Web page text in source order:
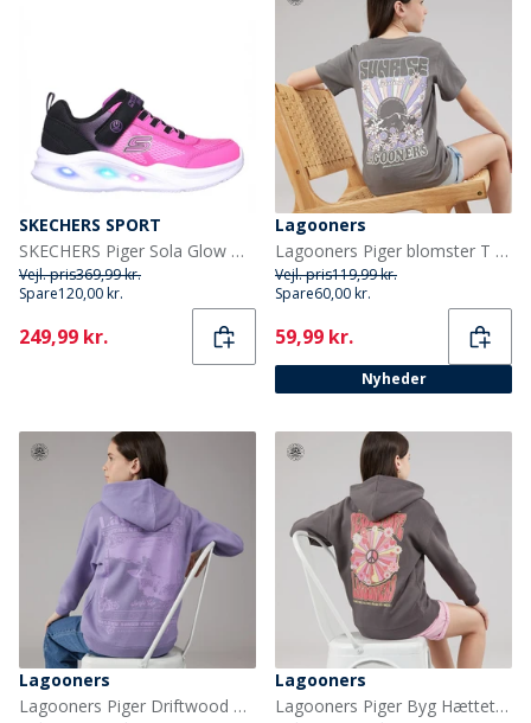
SKECHERS SPORT
SKECHERS Piger Sola Glow Ombre Deluxe Sneakers Sort
Vejl. pris369,99 kr.
Spare120,00 kr.
Current
249,99 kr.
Lagooners
Lagooners Piger blomster T shirt Charcoal
Vejl. pris119,99 kr.
Spare60,00 kr.
Current
59,99 kr.
Nyheder
Lagooners
Lagooners Piger Driftwood Hættetrøje Violet
Lagooners
Lagooners Piger Byg Hættetrøje Charcoal